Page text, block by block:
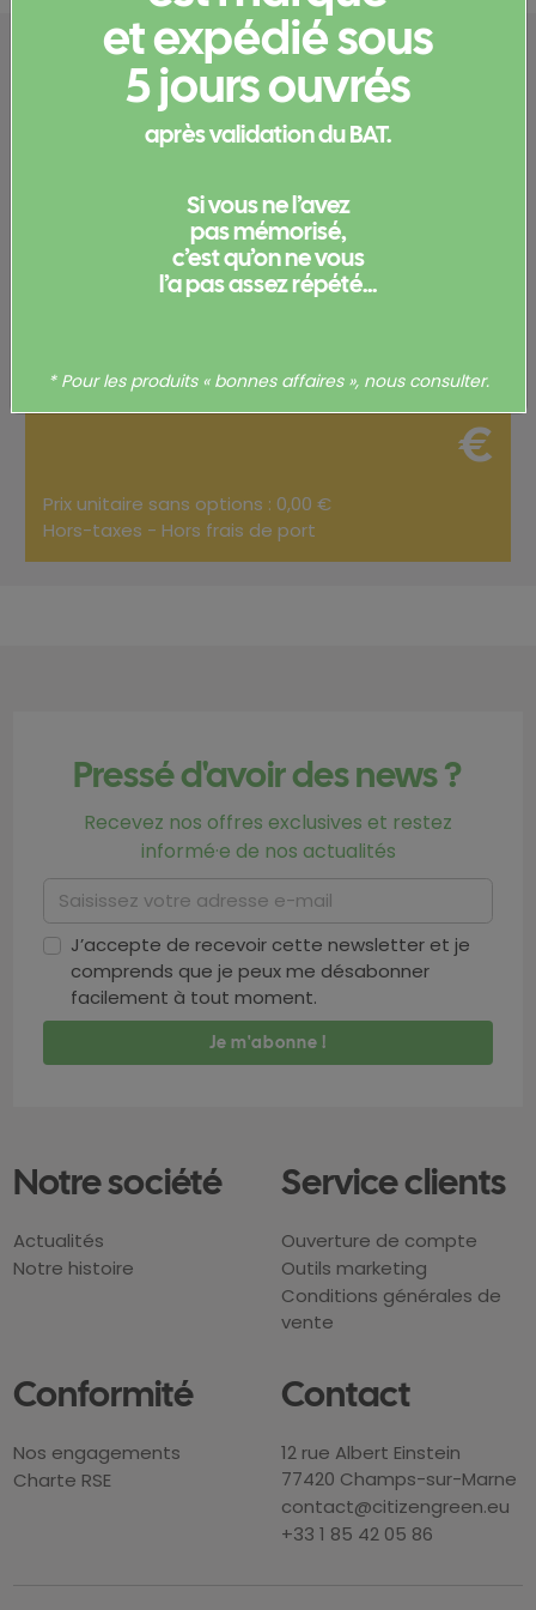
Configurez votre
produit
et/ou commander votre produit.
Votre commande
Total
0,00
€
Prix unitaire sans options : 0,00 €
Hors-taxes - Hors frais de port
Pressé d'avoir des news ?
Recevez nos offres exclusives et restez
informé·e de nos actualités
J’accepte de recevoir cette newsletter et je
comprends que je peux me désabonner
facilement à tout moment.
Notre société
Actualités
Notre histoire
Service clients
Ouverture de compte
Outils marketing
Conditions générales de
vente
Conformité
Nos engagements
Charte RSE
Contact
12 rue Albert Einstein
77420 Champs-sur-Marne
contact@citizengreen.eu
+33 1 85 42 05 86
et expédié sous
5 jours ouvrés
après validation du BAT.
Si vous ne l’avez
pas mémorisé,
c’est qu’on ne vous
l’a pas assez répété...
* Pour les produits « bonnes affaires », nous consulter.